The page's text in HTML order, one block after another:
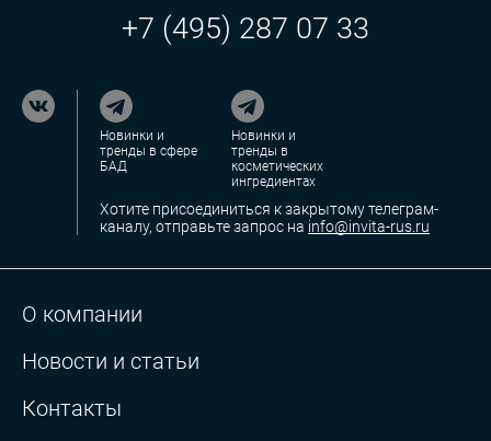
+7 (495) 287 07 33
Новинки и
тренды в сфере
БАД
Новинки и
тренды в
косметических
ингредиентах
Хотите присоединиться к закрытому телеграм-
каналу, отправьте запрос на info@invita-rus.ru
О компании
Новости и статьи
Контакты